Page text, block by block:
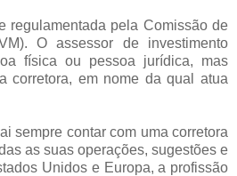
regulamentada pela Comissão de
O assessor de investimento
física ou pessoa jurídica, mas
corretora, em nome da qual atua
sempre contar com uma corretora
as suas operações, sugestões e
Unidos e Europa, a profissão